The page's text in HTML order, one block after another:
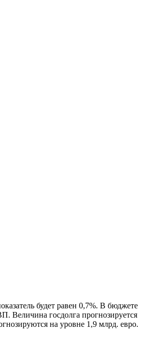
будет равен 0,7%. В бюджете
Величина госдолга прогнозируется
на уровне 1,9 млрд. евро.